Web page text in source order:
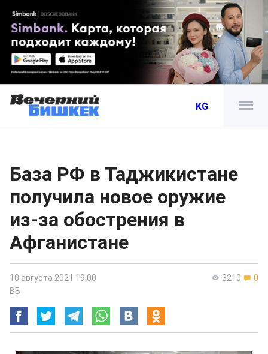
KG
База РФ в Таджикистане
получила новое оружие
из-за обострения в
Афганистане
3210 0
10 августа 2021 19:00
ВБ